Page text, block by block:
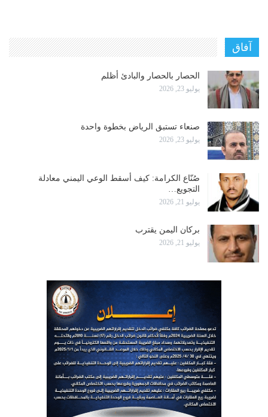
آفاق
الحصار بالحصار والبادئ أظلم
يوليو 23, 2026
صنعاء تستبق الرياض بخطوة واحدة
يوليو 23, 2026
صُنّاع الكرامة: كيف أسقط الوعي اليمني معادلة
التجويع…
يوليو 21, 2026
بركان اليمن يقترب
يوليو 21, 2026